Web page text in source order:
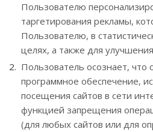
Пользователю
таргетирования рекламы,
Пользователю, в
целях, а также для
Пользователь осознает, что
программное обеспечение,
посещения сайтов в сети
функцией запрещения
(для любых сайтов или для